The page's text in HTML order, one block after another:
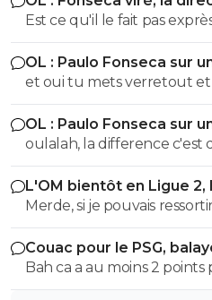
Est ce qu'il le fait pas
Même si on peux se
fait terminé, si on continu
catastrophe.
OL : Paulo Fonseca sur
et oui tu mets verretout et
sont plus sur le terrain et
OL : Paulo Fonseca sur
oulalah, la difference c'est
été vérifier. 55eme donc
au lieu de 75, quel
d'office, un avocat à 2
puisqu'au retour il y a eu
a joué 78 min à 10 Et
quand tu dois ne pas encaisser ou que tu dois
ça tu ne peux pas
L'OM bientôt en Ligue 2,
Merde, si je pouvais
dernieres années ou je
insultes de ses groupies
semence comme eux ...
Couac pour le PSG,
Bah ca a au moins 2 points
démeloniser les autres,